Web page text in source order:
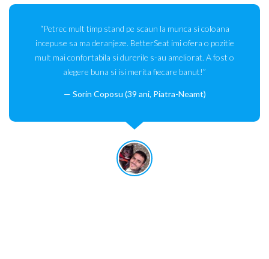
“Petrec mult timp stand pe scaun la munca si coloana
incepuse sa ma deranjeze. BetterSeat imi ofera o pozitie
mult mai confortabila si durerile s-au ameliorat. A fost o
alegere buna si isi merita fiecare banut!”
Sorin Coposu (39 ani, Piatra-Neamt)